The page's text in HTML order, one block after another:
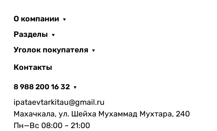
О компании
Разделы
Уголок покупателя
Контакты
8 988 200 16 32
ipataevtarkitau@gmail.ru
Махачкала, ул. Шейха Мухаммад Мухтара, 240
Пн—Вс 08:00 – 21:00